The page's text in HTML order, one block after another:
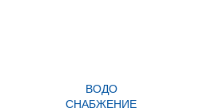
ВОДО
СНАБЖЕНИЕ